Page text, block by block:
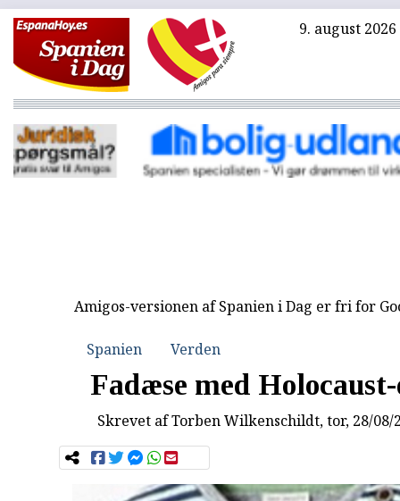
9. august 2026
Amigos-versionen af Spanien i Dag er fri for
Spanien Verden
Fadæse med
Skrevet afTorben Wilkenschildt, tor, 28/08/